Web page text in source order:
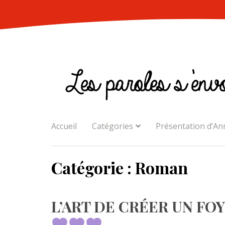
content
Accueil Catégories Présentation
Catégorie : Roman
L’ART DE CRÉER UN